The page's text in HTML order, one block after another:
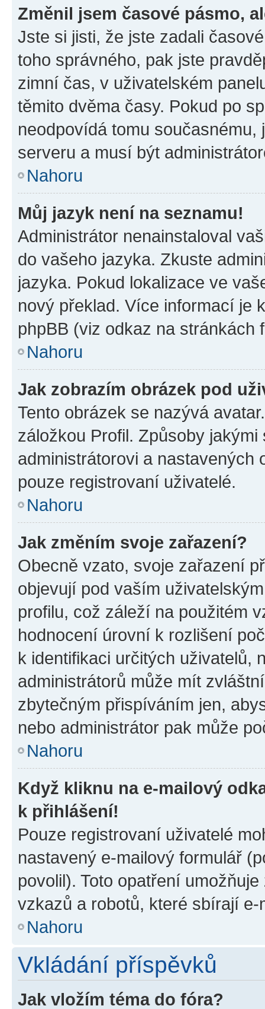
Změnil jsem časové pásmo,
Jste si jisti, že jste zadali
toho správného, pak jste
zimní čas, v uživatelském
těmito dvěma časy. Pokud po
neodpovídá tomu
serveru a musí být
Nahoru
Můj jazyk není na seznamu!
Administrátor nenainstaloval
do vašeho jazyka. Zkuste
jazyka. Pokud lokalizace ve
nový překlad. Více informací je
phpBB (viz odkaz na stránkách
Nahoru
Jak zobrazím obrázek pod
Tento obrázek se nazývá
záložkou Profil. Způsoby
administrátorovi a nastavených
pouze registrovaní uživatelé.
Nahoru
Jak změním svoje zařazení?
Obecně vzato, svoje zařazení
objevují pod vaším
profilu, což záleží na použitém
hodnocení úrovní k rozlišení
k identifikaci určitých uživatelů,
administrátorů může mít
zbytečným přispíváním jen,
nebo administrátor pak může
Nahoru
Když kliknu na e-mailový
k přihlášení!
Pouze registrovaní uživatelé
nastavený e-mailový formulář
povolil). Toto opatření
vzkazů a robotů, které sbírají e-
Nahoru
Vkládání příspěvků
Jak vložím téma do fóra?